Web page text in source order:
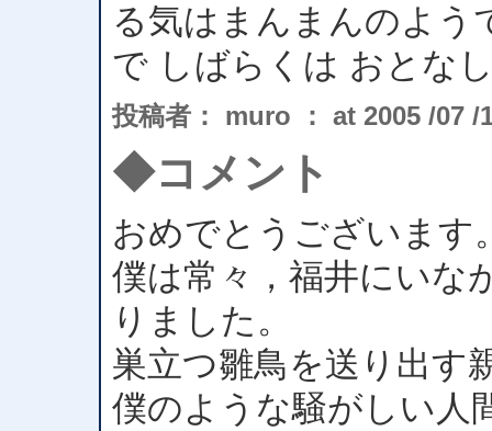
る気はまんまんのよう
で しばらくは おとな
投稿者： muro ： at 2005 /07 /
◆コメント
おめでとうございます
僕は常々，福井にいな
りました。
巣立つ雛鳥を送り出す
僕のような騒がしい人